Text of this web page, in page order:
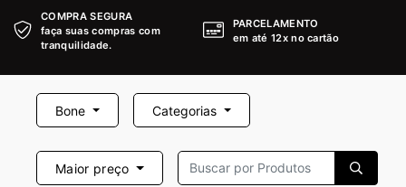
COMPRA SEGURA
faça suas compras com
tranquilidade.
PARCELAMENTO
em até 12x no cartão
Bone Categorias
Maior preço